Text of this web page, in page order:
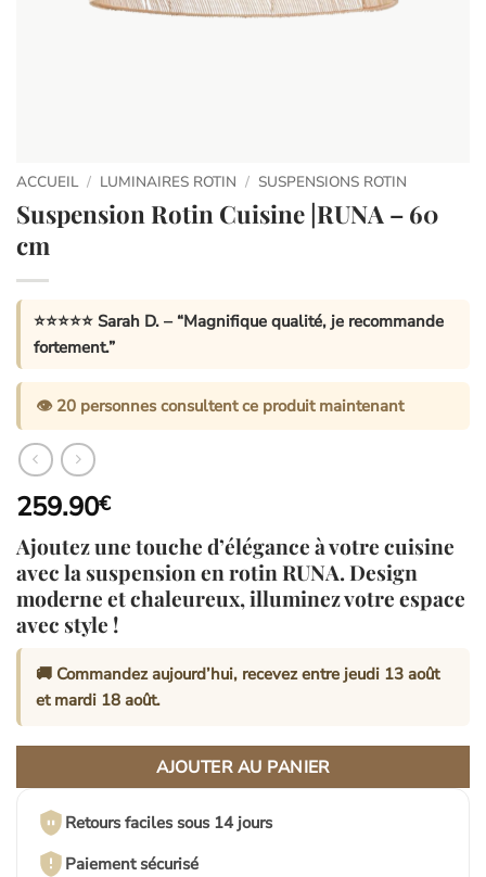
ACCUEIL / LUMINAIRES ROTIN / SUSPENSIONS ROTIN
Suspension Rotin Cuisine |RUNA – 60
cm
⭐⭐⭐⭐⭐ Sarah D. – “Magnifique qualité, je recommande
fortement.”
👁️ 20 personnes consultent ce produit maintenant
259.90€
Ajoutez une touche d’élégance à votre cuisine
avec la suspension en rotin RUNA. Design
moderne et chaleureux, illuminez votre espace
avec style !
🚚 Commandez aujourd’hui, recevez entre jeudi 13 août
et mardi 18 août.
AJOUTER AU PANIER
Retours faciles sous 14 jours
Paiement sécurisé